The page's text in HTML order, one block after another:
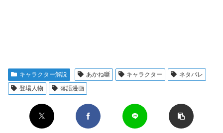
キャラクター解説 あかね噺 キャラクター
ネタバレ
登場人物
落語漫画